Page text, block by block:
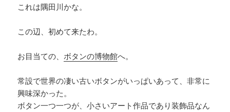
これは隅田川かな。
この辺、初めて来たわ。
お目当ての、ボタンの博物館へ。
常設で世界の凄い古いボタンがいっぱいあって、非常に
興味深かった。
ボタン一つ一つが、小さいアート作品であり装飾品なん